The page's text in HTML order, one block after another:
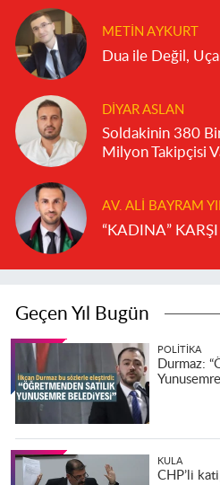
METIN AYKURT
Dua ile Değil,
DIYAR ASLAN
Soldakinin 380
Milyon Takipçisi
AV. ALI BAYRAM
“KADINA”
Geçen Yıl Bugün
POLITIKA
Durmaz:
KULA
CHP’li